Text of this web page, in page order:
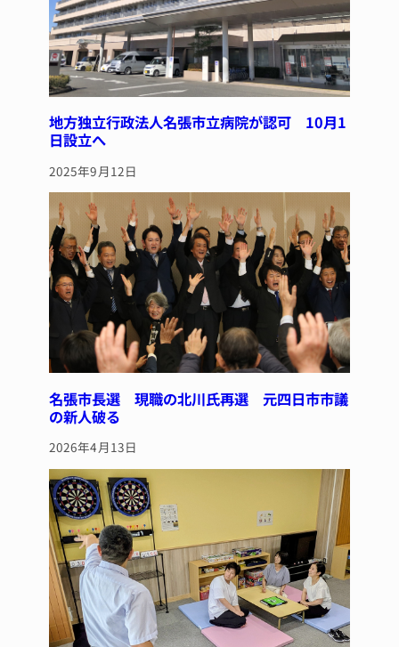
地方独立行政法人名張市立病院が認可 10月1
日設立へ
2025年9月12日
名張市長選 現職の北川氏再選 元四日市市議
の新人破る
2026年4月13日